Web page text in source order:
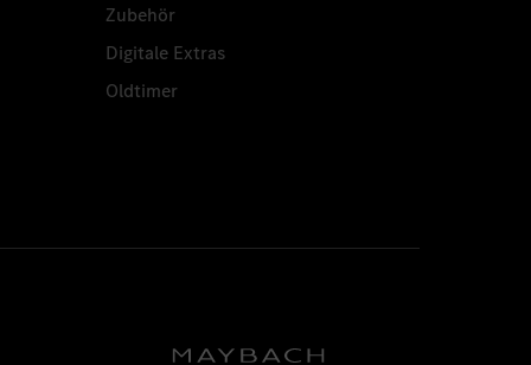
Zubehör
Digitale Extras
Oldtimer